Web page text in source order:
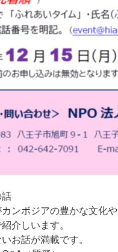
話
ンボジアの豊かな文化や
介しいます。
お話が満載です。